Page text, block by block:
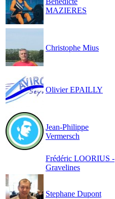
MAZIERES
Christophe Mius
Olivier EPAILLY
Jean-Philippe
Vermersch
Frédéric LOORIUS -
Gravelines
Stephane Dupont